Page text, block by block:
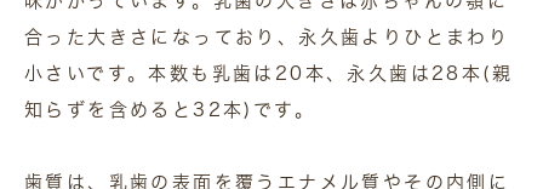
合った大きさになっており、永久歯よりひとまわり
小さいです。本数も乳歯は20本、永久歯は28本(親
知らずを含めると32本)です。
歯質は、乳歯の表面を覆うエナメル質やその内側に